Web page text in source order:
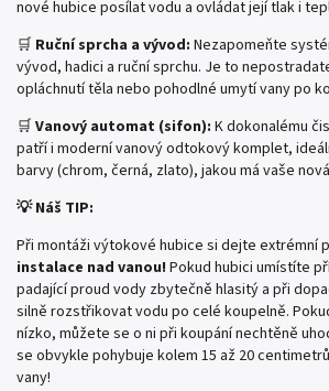
nové hubice posílat vodu a ovládat její tlak i
🛒 Ruční sprcha a vývod: Nezapomeňte
vývod, hadici a ruční sprchu. Je to
opláchnutí těla nebo pohodlné umytí vany po
🛒 Vanový automat (sifon): K dokonalému
patří i moderní vanový odtokový komplet,
barvy (chrom, černá, zlato), jakou má vaše
💡 Náš TIP:
Při montáži výtokové hubice si dejte extrémní
instalace nad vanou! Pokud hubici umístíte
padající proud vody zbytečně hlasitý a při
silně rozstřikovat vodu po celé koupelně.
nízko, můžete se o ni při koupání nechtěně
se obvykle pohybuje kolem 15 až 20
vany!